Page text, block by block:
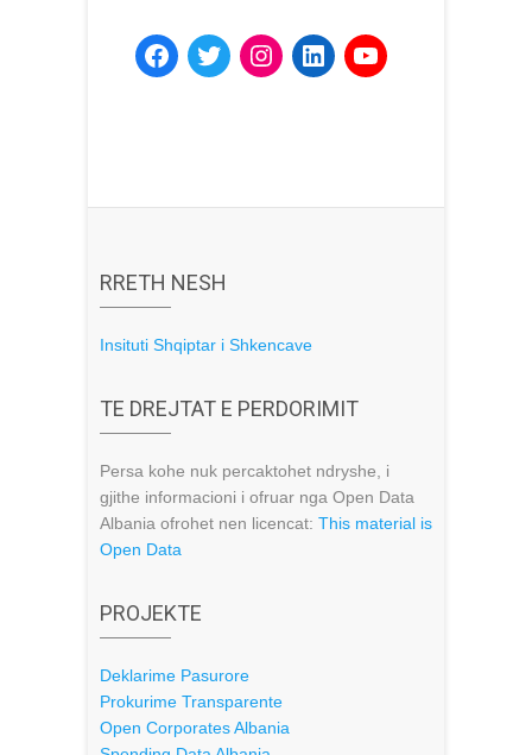
RRETH NESH
Insituti Shqiptar i Shkencave
TE DREJTAT E PERDORIMIT
Persa kohe nuk percaktohet ndryshe, i
gjithe informacioni i ofruar nga Open Data
Albania ofrohet nen licencat: This material is
Open Data
PROJEKTE
Deklarime Pasurore
Prokurime Transparente
Open Corporates Albania